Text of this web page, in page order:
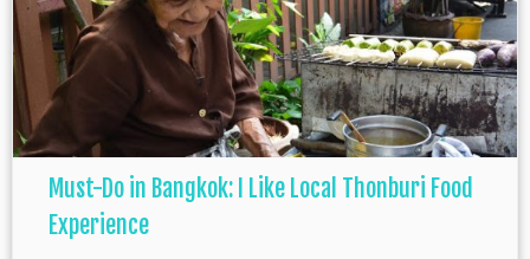
Must-Do in Bangkok: I Like Local Thonburi Food
Experience